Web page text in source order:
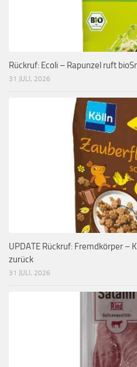
Rückruf: Ecoli – Rapunzel ruft
31 JULI, 2026
UPDATE Rückruf: Fremdkörper –
zurück
31 JULI, 2026